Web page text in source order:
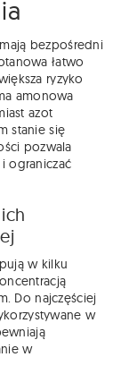
bezpośredni
łatwo
ryzyko
amonowa
azot
stanie się
pozwala
i ograniczać
w kilku
Do najczęściej
w
w